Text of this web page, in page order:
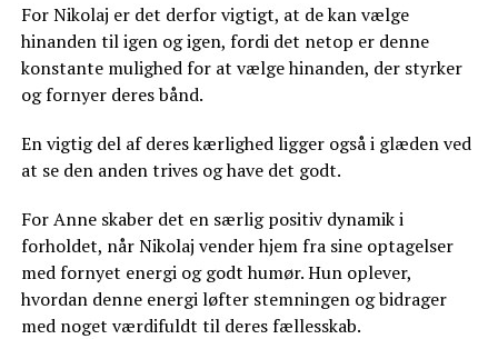
For Nikolaj er det derfor vigtigt, at de kan vælge
hinanden til igen og igen, fordi det netop er denne
konstante mulighed for at vælge hinanden, der styrker
og fornyer deres bånd.
En vigtig del af deres kærlighed ligger også i glæden ved
at se den anden trives og have det godt.
For Anne skaber det en særlig positiv dynamik i
forholdet, når Nikolaj vender hjem fra sine optagelser
med fornyet energi og godt humør. Hun oplever,
hvordan denne energi løfter stemningen og bidrager
med noget værdifuldt til deres fællesskab.